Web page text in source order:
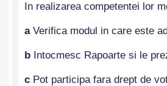
In realizarea competentei lor
aVerifica modul in care este
b Intocmesc Rapoarte si le
c Pot participa fara drept de